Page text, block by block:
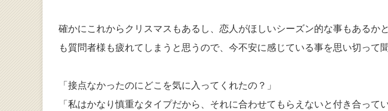
確かにこれからクリスマスもあるし、恋人がほしいシーズン的な事もあるか
も質問者様も疲れてしまうと思うので、今不安に感じている事を思い切って
「接点なかったのにどこを気に入ってくれたの？」
「私はかなり慎重なタイプだから、それに合わせてもらえないと付き合って